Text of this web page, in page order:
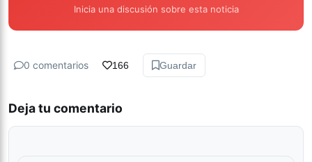
Inicia una discusión sobre esta noticia
0 comentarios 166 Guardar
Deja tu comentario